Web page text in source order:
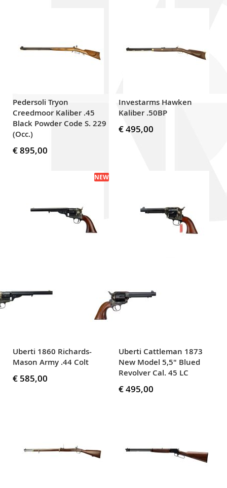
Pedersoli Tryon
Creedmoor Kaliber .45
Black Powder Code S. 229
(Occ.)
€ 895,00
Investarms Hawken
Kaliber .50BP
€ 495,00
NEW
Uberti 1860 Richards-
Mason Army .44 Colt
€ 585,00
Uberti Cattleman 1873
New Model 5,5" Blued
Revolver Cal. 45 LC
€ 495,00